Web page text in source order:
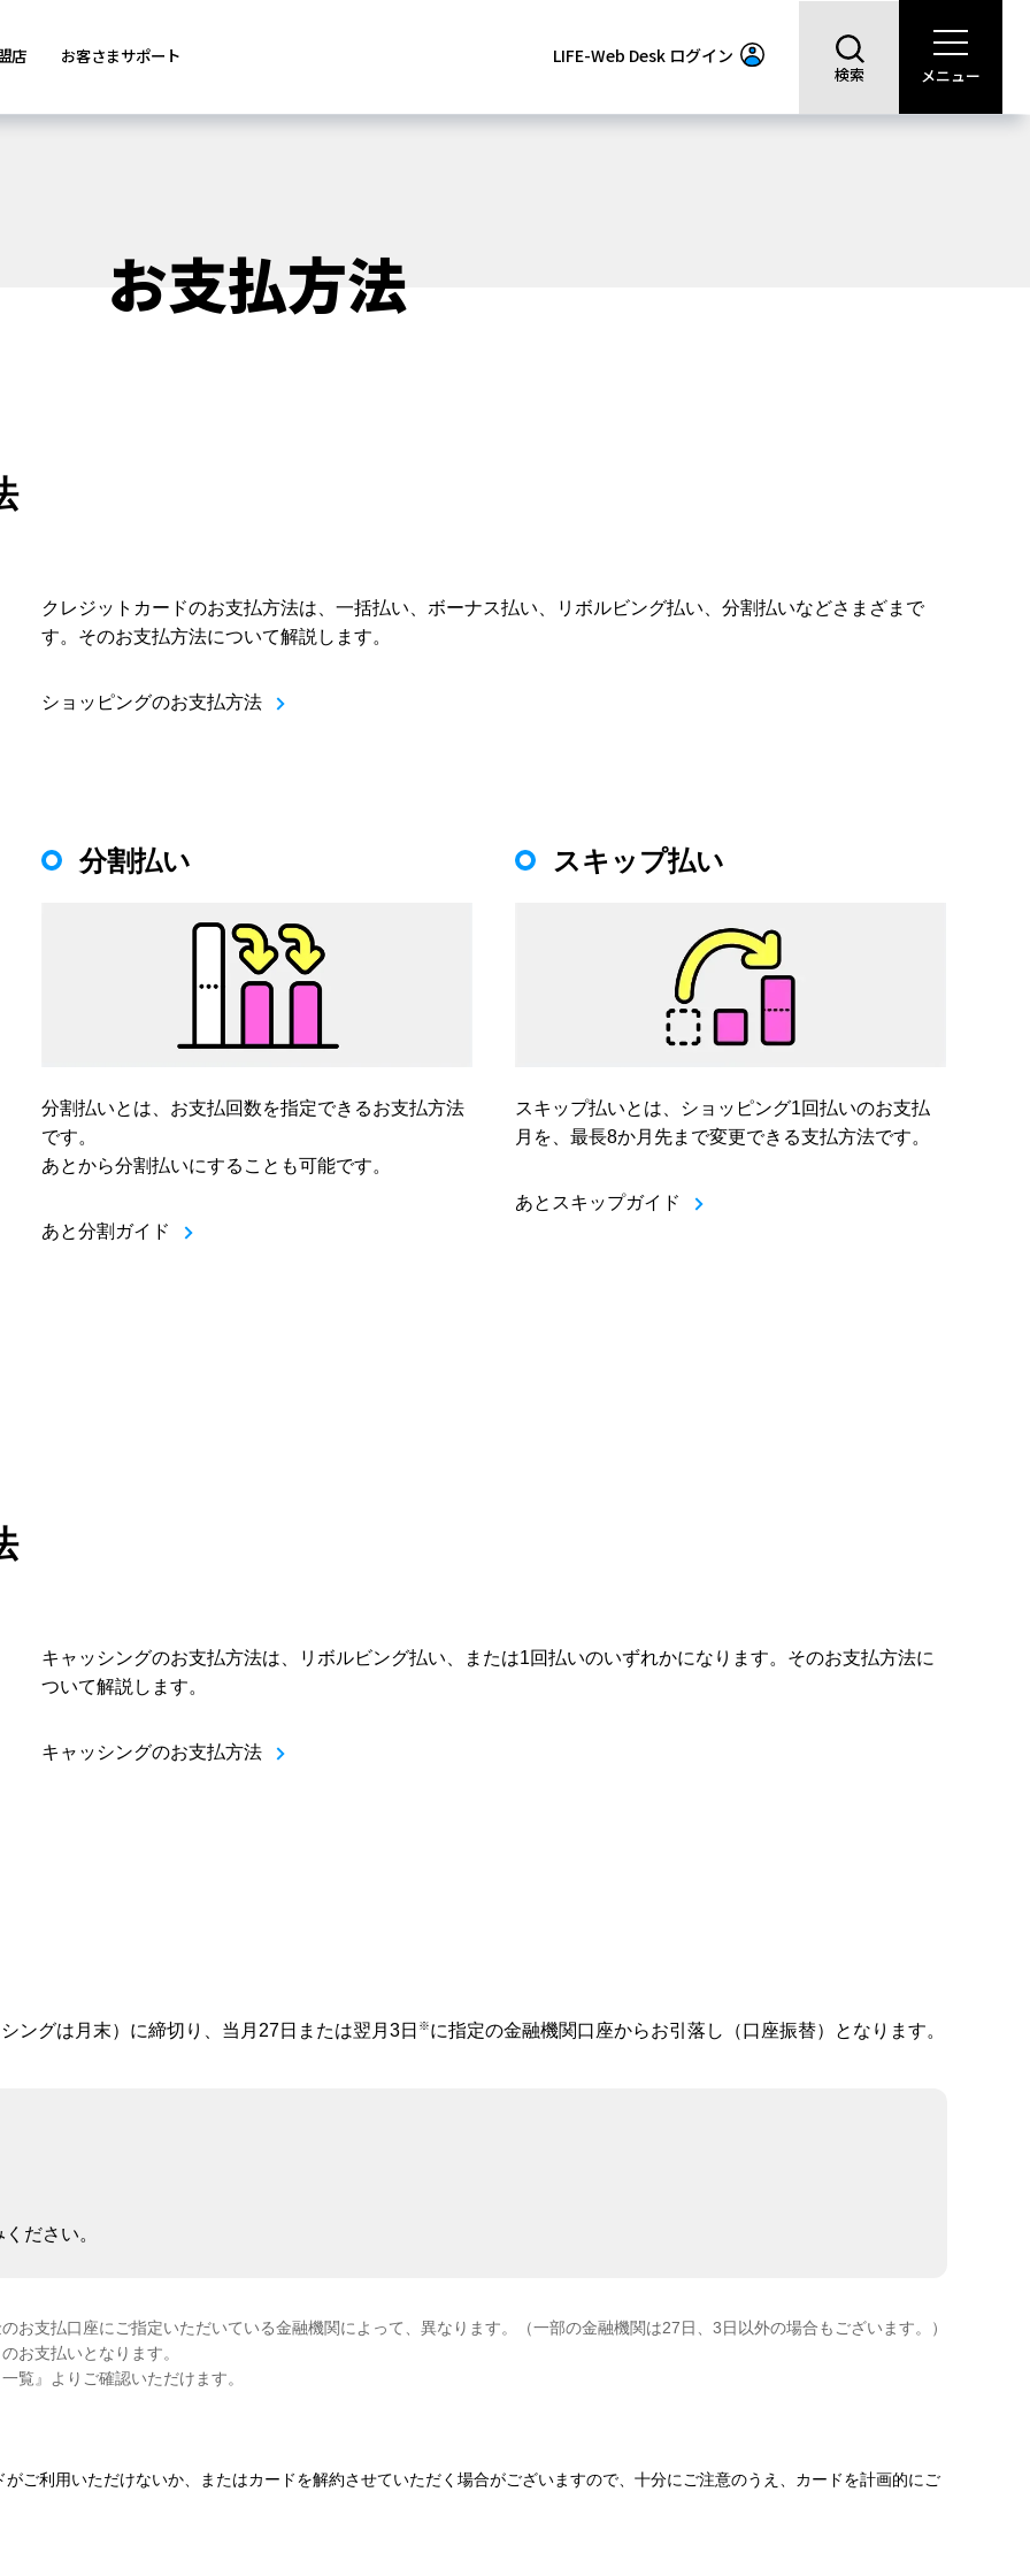
店 お客さまサポート LIFE-Web Desk ログイン
検索 メニュー
お支払方法
クレジットカードのお支払方法は、一括払い、ボーナス払い、リボルビング払い、分割払いなどさまざまで
す。そのお支払方法について解説します。
ショッピングのお支払方法
分割払い
分割払いとは、お支払回数を指定できるお支払方法
です。
あとから分割払いにすることも可能です。
あと分割ガイド
スキップ払い
スキップ払いとは、ショッピング1回払いのお支払
月を、最長8か月先まで変更できる支払方法です。
あとスキップガイド
キャッシングのお支払方法は、リボルビング払い、または1回払いのいずれかになります。そのお支払方法に
ついて解説します。
キャッシングのお支払方法
ングは月末）に締切り、当月27日または翌月3日 ※に指定の金融機関口座からお引落し（口座振替）となります。
ださい。
お支払口座にご指定いただいている金融機関によって、異なります。（一部の金融機関は27日、3日以外の場合もございます。）
お支払いとなります。
覧』よりご確認いただけます。
ご利用いただけないか、またはカードを解約させていただく場合がございますので、十分にご注意のうえ、カードを計画的にご